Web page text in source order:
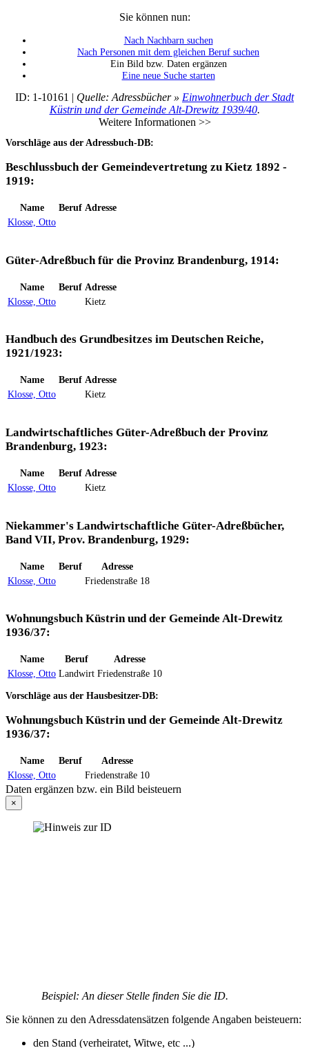
Sie können nun:
Nach Nachbarn suchen
Nach Personen mit dem gleichen Beruf suchen
Ein Bild bzw. Daten ergänzen
Eine neue Suche starten
ID: 1-10161 | Quelle: Adressbücher » Einwohnerbuch der Stadt
Küstrin und der Gemeinde Alt-Drewitz 1939/40.
Weitere Informationen >>
Vorschläge aus der Adressbuch-DB:
Beschlussbuch der Gemeindevertretung zu Kietz 1892 -
1919:
Name Beruf Adresse
Klosse, Otto
Güter-Adreßbuch für die Provinz Brandenburg, 1914:
Name Beruf Adresse
Klosse, Otto
Kietz
Handbuch des Grundbesitzes im Deutschen Reiche,
1921/1923:
Name Beruf Adresse
Klosse, Otto
Kietz
Landwirtschaftliches Güter-Adreßbuch der Provinz
Brandenburg, 1923:
Name Beruf Adresse
Klosse, Otto
Kietz
Niekammer's Landwirtschaftliche Güter-Adreßbücher,
Band VII, Prov. Brandenburg, 1929:
Name Beruf
Adresse
Klosse, Otto
Friedenstraße 18
Wohnungsbuch Küstrin und der Gemeinde Alt-Drewitz
1936/37:
Name Beruf
Adresse
Klosse, Otto Landwirt Friedenstraße 10
Vorschläge aus der Hausbesitzer-DB:
Wohnungsbuch Küstrin und der Gemeinde Alt-Drewitz
1936/37:
Name Beruf
Adresse
Klosse, Otto
Friedenstraße 10
Daten ergänzen bzw. ein Bild beisteuern
×
Beispiel: An dieser Stelle finden Sie die ID.
Sie können zu den Adressdatensätzen folgende Angaben beisteuern:
den Stand (verheiratet, Witwe, etc ...)